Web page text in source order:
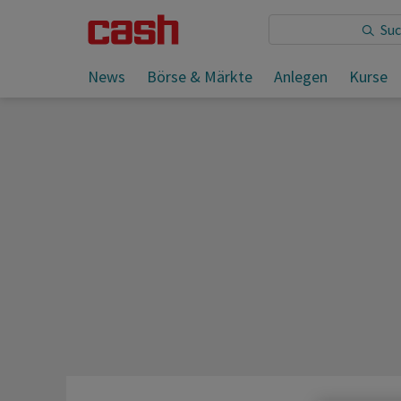
News Börse & Märkte Anlegen Kurse
Sie lesen: